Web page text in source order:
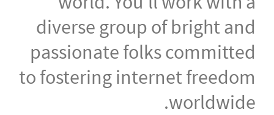
diverse group of bright and
passionate folks committed
to fostering internet freedom
worldwide.